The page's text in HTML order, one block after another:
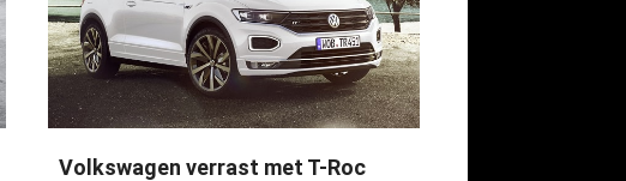
Volkswagen verrast met T-Roc